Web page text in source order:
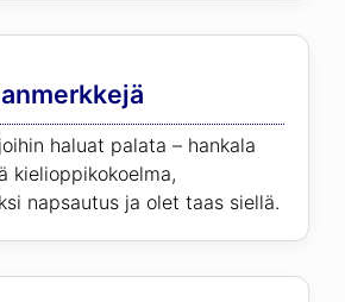
haluat palata – hankala
kielioppikokoelma,
napsautus ja olet taas siellä.